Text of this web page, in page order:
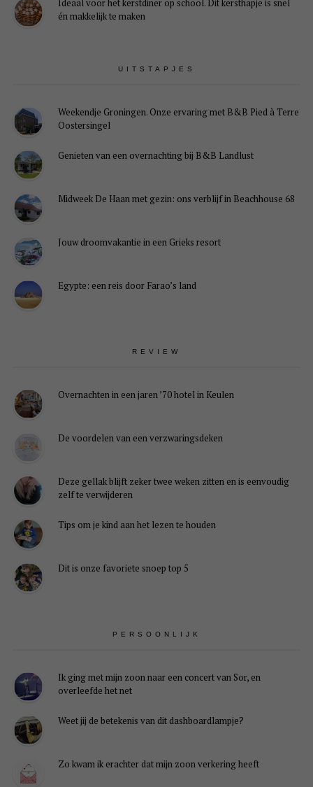
Ideaal voor het kerstdiner op school. Dit kersthapje is snel
én makkelijk te maken
UITSTAPJES
Weekendje Groningen. Onze ervaring met B&B Pied à Terre
Oostersingel
Genieten van een overnachting bij B&B Landlust
Midweek De Haan met gezin: ons verblijf in Beachhouse 68
Jouw droomvakantie in een Grieks resort
Egypte: een reis door Farao’s land
REVIEW
Overnachten in een jaren ’70 hotel in Keulen
De voordelen van een verzwaringsdeken
Deze gellak blijft zeker twee weken zitten en is eenvoudig
zelf te verwijderen
Tips om je kind aan het lezen te houden
Dit is onze favoriete snoep top 5
PERSOONLIJK
Ik ging met mijn zoon naar een concert van Sor, en
overleefde het net
Weet jij de betekenis van dit dashboardlampje?
Zo kwam ik erachter dat mijn zoon verkering heeft